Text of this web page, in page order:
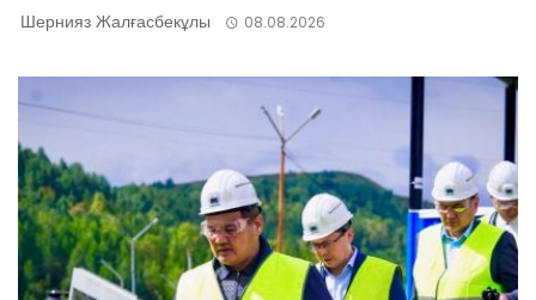
Шернияз Жалғасбекұлы 08.08.2026